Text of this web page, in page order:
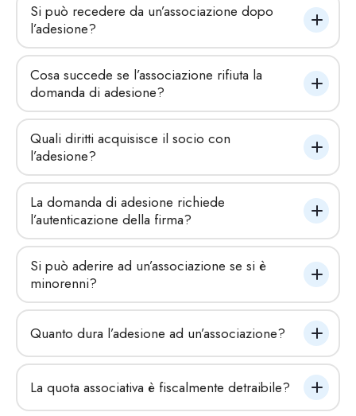
Si può recedere da un’associazione dopo
l’adesione?
Cosa succede se l’associazione rifiuta la
domanda di adesione?
Quali diritti acquisisce il socio con
l’adesione?
La domanda di adesione richiede
l’autenticazione della firma?
Si può aderire ad un’associazione se si è
minorenni?
Quanto dura l’adesione ad un’associazione?
La quota associativa è fiscalmente detraibile?